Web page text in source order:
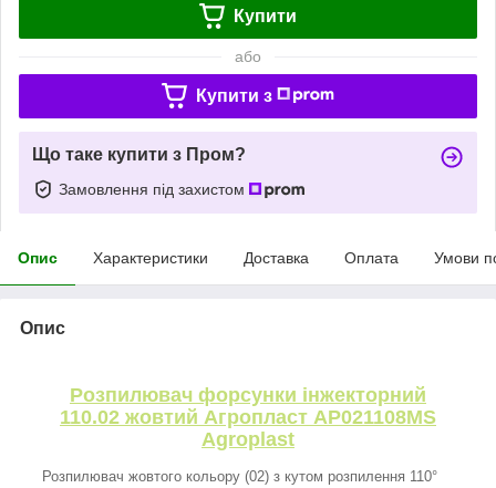
Купити
або
Купити з
Що таке купити з Пром?
Замовлення під захистом
Опис Характеристики Доставка Оплата Умови
Опис
Розпилювач форсунки інжекторний
110.02 жовтий Агропласт AP021108MS
Agroplast
Розпилювач жовтого кольору (02) з кутом розпилення 110°